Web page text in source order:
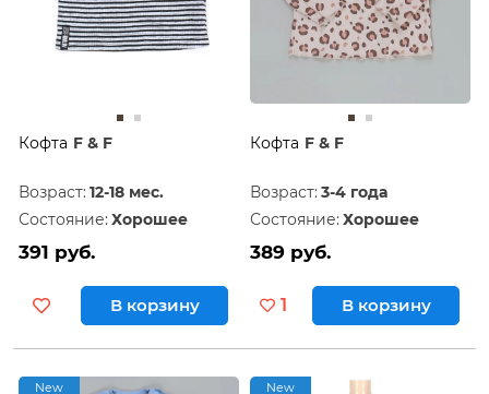
Кофта F & F
Возраст: 12-18 мес.
Состояние: Хорошее
391 руб.
В корзину
Кофта F & F
Возраст: 3-4 года
Состояние: Хорошее
389 руб.
1 В корзину
New New